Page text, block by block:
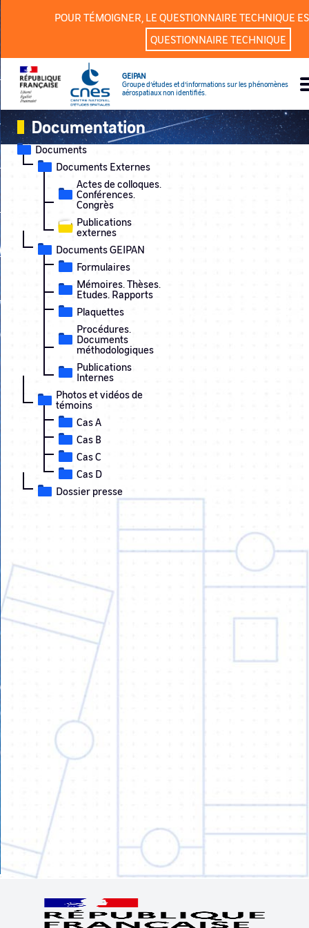
POUR TÉMOIGNER, LE QUESTIONNAIRE TECHNIQUE
QUESTIONNAIRE TECHNIQUE
GEIPAN
Groupe d’études et d’informations sur les phénomènes
aérospatiaux non identifiés.
Documentation
Documents
Documents Externes
Actes de colloques.
Conférences.
Congrès
Publications
externes
Documents GEIPAN
Formulaires
Mémoires. Thèses.
Etudes. Rapports
Plaquettes
Procédures.
Documents
méthodologiques
Publications
Internes
Photos et vidéos de
témoins
Cas A
Cas B
Cas C
Cas D
Dossier presse